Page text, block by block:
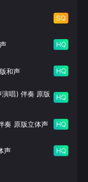
SQ
HQ
和声 HQ
奏 原版
HQ
奏 原版立体声 HQ
声 HQ